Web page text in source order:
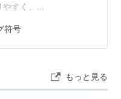
すく、
ビットと冗長3ビット
X4は単純に組合せで
して、0になることを確
段階では、例えば…
符号
もっと見る